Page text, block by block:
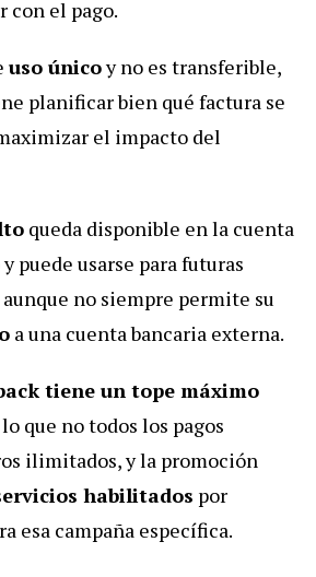
con el pago.
uso únicoy no es transferible,
planificar bien qué factura se
el impacto del
queda disponible en la cuenta
puede usarse para futuras
aunque no siempre permite su
a una cuenta bancaria externa.
tiene un tope máximo
que no todos los pagos
ilimitados, y la promoción
habilitados por
esa campaña específica.